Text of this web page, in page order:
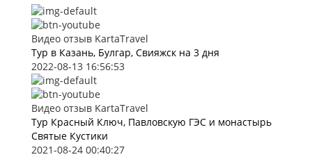
Видео отзыв KartaTravel
Тур в Казань, Булгар, Свияжск на 3 дня
2022-08-13 16:56:53
Видео отзыв KartaTravel
Тур Красный Ключ, Павловскую ГЭС и монастырь
Святые Кустики
2021-08-24 00:40:27